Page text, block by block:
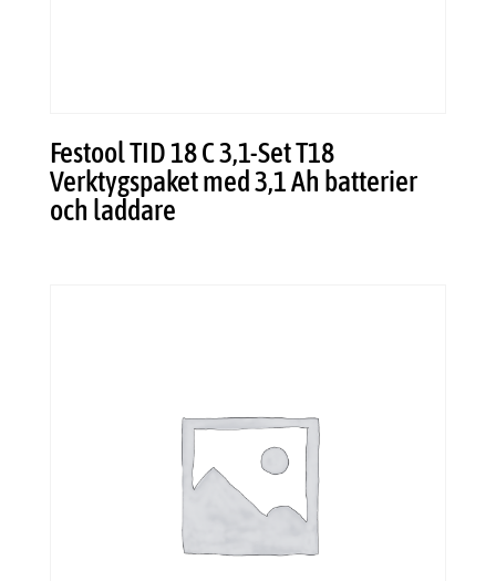
Festool TID 18 C 3,1-Set T18
Verktygspaket med 3,1 Ah batterier
och laddare